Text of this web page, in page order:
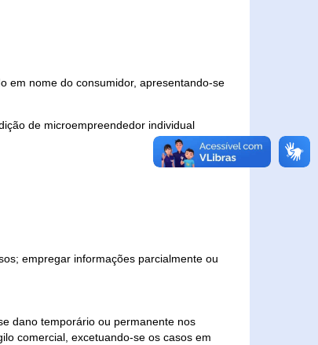
em nome do consumidor, apresentando-se
de microempreendedor individual
empregar informações parcialmente ou
dano temporário ou permanente nos
comercial, excetuando-se os casos em